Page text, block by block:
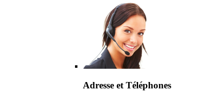
Adresse et Téléphones